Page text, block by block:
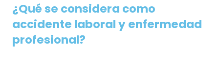
¿Qué se considera como
accidente laboral y enfermedad
profesional?